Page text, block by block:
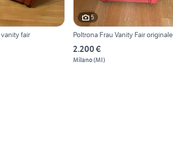
fair
5
Poltrona Frau Vanity Fair originale
2.200 €
Milano(MI)